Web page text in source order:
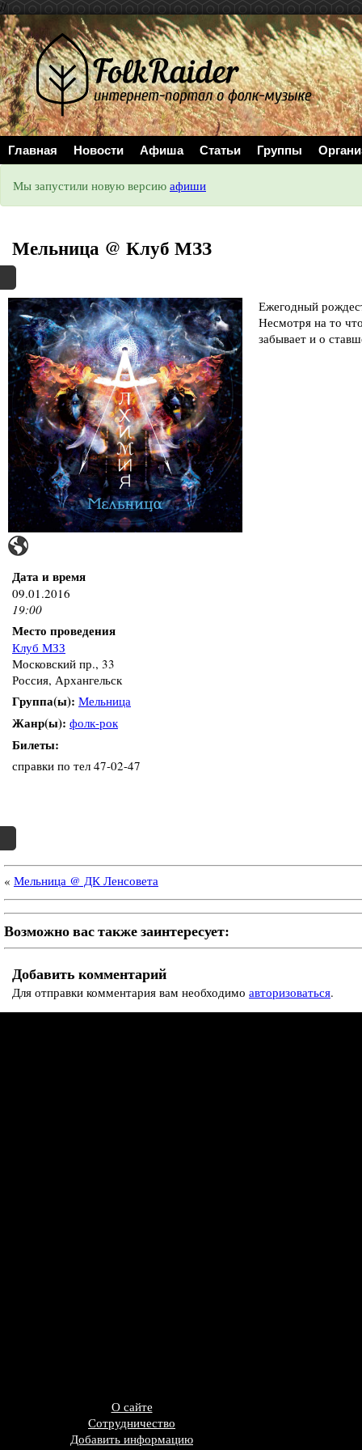
//
Главная Новости Афиша Статьи Группы
Мы запустили новую версию афиши
Мельница @ Клуб МЗЗ
Ежегодный
Несмотря на то
забывает и о
Дата и время
09.01.2016
19:00
Место проведения
Клуб МЗЗ
Московский пр., 33
Россия, Архангельск
Группа(ы): Мельница
Жанр(ы): фолк-рок
Билеты:
справки по тел 47-02-47
« Мельница @ ДК Ленсовета
Возможно вас также заинтересует:
Добавить комментарий
Для отправки комментария вам необходимо авторизоваться.
О сайте
Сотрудничество
Добавить информацию